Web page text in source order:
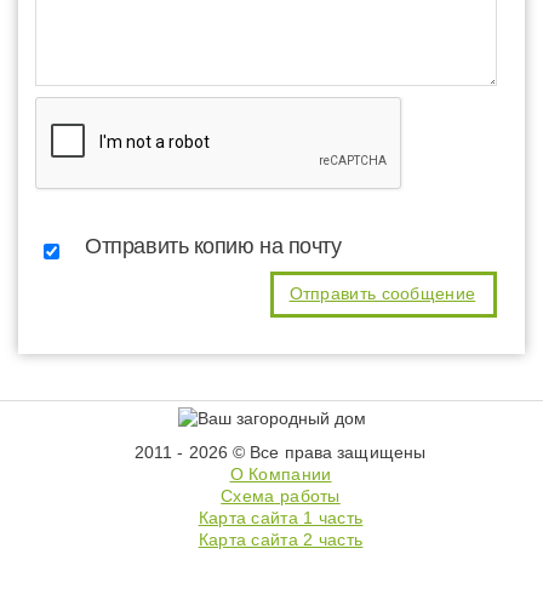
Отправить копию на почту
2011 - 2026 © Все права защищены
О Компании
Схема работы
Карта сайта 1 часть
Карта сайта 2 часть